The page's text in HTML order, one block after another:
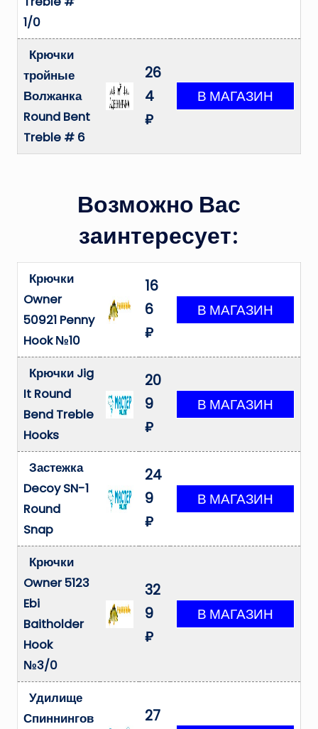
1/0
Крючки
тройные
Волжанка
Round Bent
Treble # 6
26
4
₽
Возможно Вас
заинтересует:
Крючки
Owner
50921 Penny
Hook №10
16
6
₽
Крючки Jig
It Round
Bend Treble
Hooks
20
9
₽
Застежка
Decoy SN-1
Round
Snap
24
9
₽
Крючки
Owner 5123
Ebi
Baitholder
Hook
№3/0
32
9
₽
Удилище
Спиннингов
27